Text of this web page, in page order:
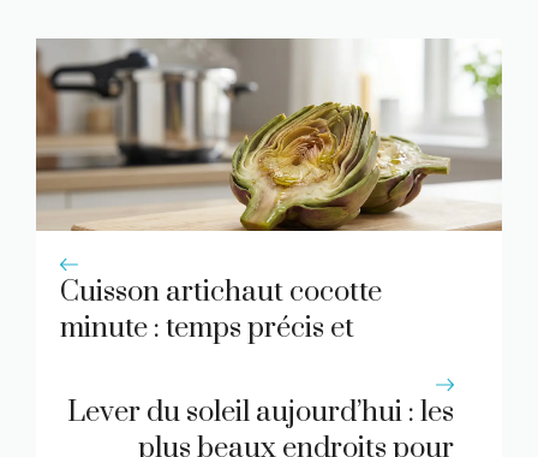
Cuisson artichaut cocotte
minute : temps précis et
Lever du soleil aujourd’hui : les
plus beaux endroits pour